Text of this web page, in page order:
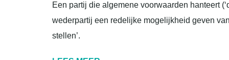
Een partij die algemene voorwaarden hanteert
wederpartij een redelijke mogelijkheid geven
stellen’.